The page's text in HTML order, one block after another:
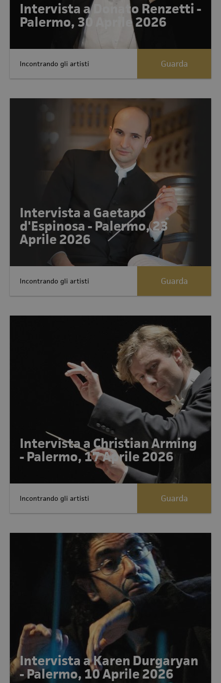
Intervista a Donato Renzetti -
Palermo, 30 Aprile 2026
Incontrando gli artisti Guarda
Intervista a Gaetano
d'Espinosa - Palermo, 23
Aprile 2026
Incontrando gli artisti Guarda
Intervista a Christian Arming
- Palermo, 17 Aprile 2026
Incontrando gli artisti Guarda
Intervista a Karen Durgaryan
- Palermo, 10 Aprile 2026